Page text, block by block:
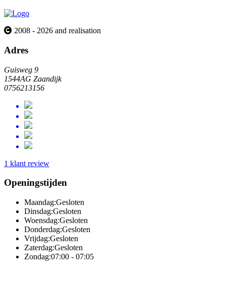
2008 - 2026 and realisation
Adres
Guisweg 9
1544AG Zaandijk
0756213156
1 klant review
Openingstijden
Maandag:Gesloten
Dinsdag:Gesloten
Woensdag:Gesloten
Donderdag:Gesloten
Vrijdag:Gesloten
Zaterdag:Gesloten
Zondag:07:00 - 07:05